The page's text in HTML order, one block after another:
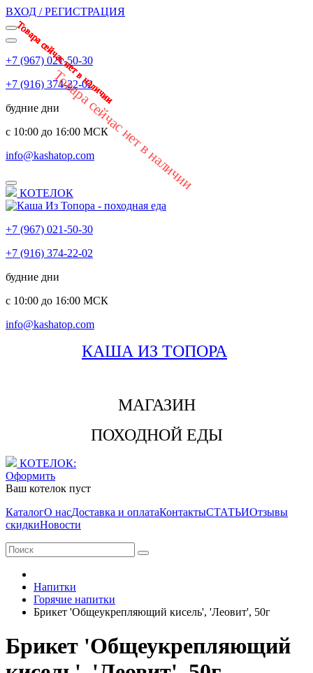
ВХОД / РЕГИСТРАЦИЯ
+7 (967) 021-50-30
+7 (916) 374-22-02
будние дни
с 10:00 до 16:00 МСК
info@kashatop.com
КОТЕЛОК
+7 (967) 021-50-30
+7 (916) 374-22-02
будние дни
с 10:00 до 16:00 МСК
info@kashatop.com
КАША ИЗ ТОПОРА
МАГАЗИН
ПОХОДНОЙ ЕДЫ
КОТЕЛОК:
Оформить
Ваш котелок пуст
КаталогО насДоставка и оплатаКонтактыСТАТЬИОтзывы
скидкиНовости
Напитки
Горячие напитки
Брикет 'Общеукрепляющий кисель', 'Леовит', 50г
Брикет 'Общеукрепляющий
Товара сейчас нет в наличии
Товара сейчас нет в наличии
Товара сейчас нет в наличии
Товара сейчас нет в наличии
Товара сейчас нет в наличии
Товара сейчас нет в наличии
Товара сейчас нет в наличии
Товара сейчас нет в наличии
Товара сейчас нет в наличии
Товара сейчас нет в наличии
Товара сейчас нет в наличии
Товара сейчас нет в наличии